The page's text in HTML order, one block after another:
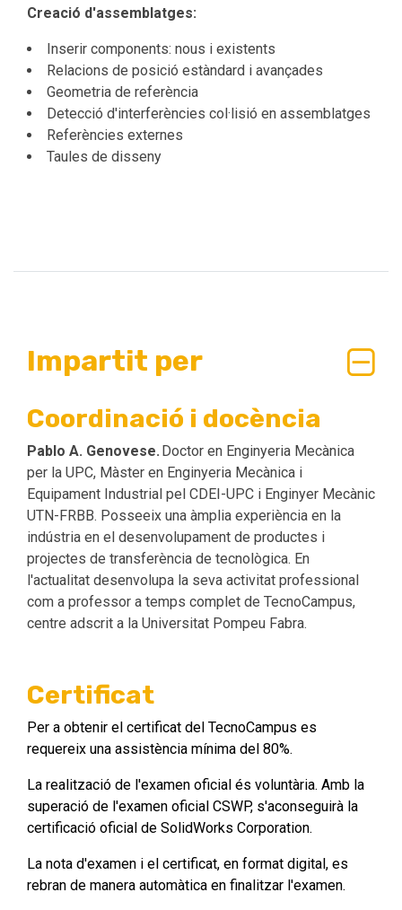
Creació d'assemblatges:
Inserir components: nous i existents
Relacions de posició estàndard i avançades
Geometria de referència
Detecció d'interferències col·lisió en assemblatges
Referències externes
Taules de disseny
Impartit per
Coordinació i docència
Pablo A. Genovese. Doctor en Enginyeria Mecànica
per la UPC, Màster en Enginyeria Mecànica i
Equipament Industrial pel CDEI-UPC i Enginyer Mecànic
UTN-FRBB. Posseeix una àmplia experiència en la
indústria en el desenvolupament de productes i
projectes de transferència de tecnològica. En
l'actualitat desenvolupa la seva activitat professional
com a professor a temps complet de TecnoCampus,
centre adscrit a la Universitat Pompeu Fabra.
Certificat
Per a obtenir el certificat del TecnoCampus es
requereix una assistència mínima del 80%.
La realització de l'examen oficial és voluntària. Amb la
superació de l'examen oficial CSWP, s'aconseguirà la
certificació oficial de SolidWorks Corporation.
La nota d'examen i el certificat, en format digital, es
rebran de manera automàtica en finalitzar l'examen.